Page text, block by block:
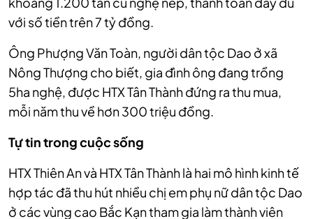
với số tiền trên 7 tỷ đồng.
Ông Phượng Văn Toàn, người dân tộc Dao ở xã
Nông Thượng cho biết, gia đình ông đang trồng
5ha nghệ, được HTX Tân Thành đứng ra thu mua,
mỗi năm thu về hơn 300 triệu đồng.
Tự tin trong cuộc sống
HTX Thiên An và HTX Tân Thành là hai mô hình kinh tế
hợp tác đã thu hút nhiều chị em phụ nữ dân tộc Dao
ở các vùng cao Bắc Kạn tham gia làm thành viên